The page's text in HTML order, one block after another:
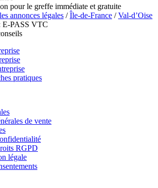
pour le greffe immédiate et gratuite
annonces légales /Île-de-France /Val-d’Oise
E-PASS VTC
pratiques
de vente
RGPD
légale